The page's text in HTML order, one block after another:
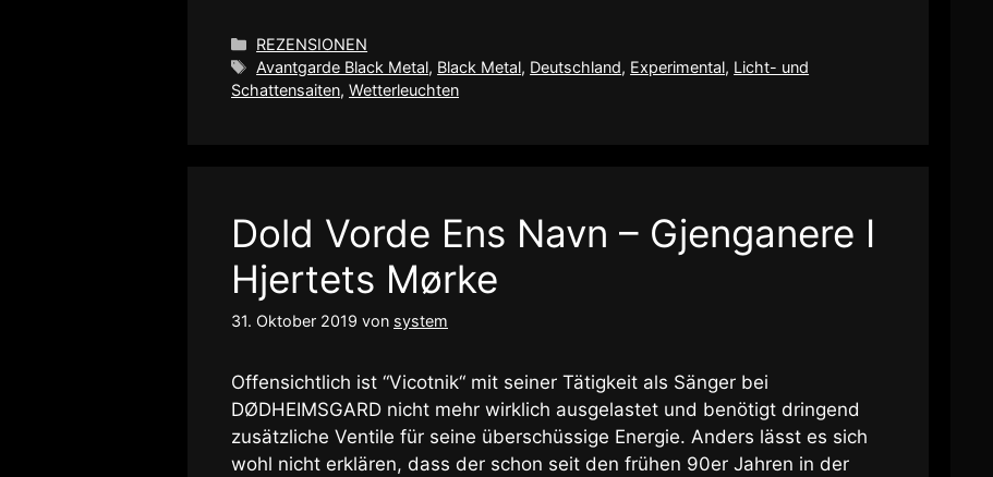
Kategorien
REZENSIONEN
Schlagwörter
Avantgarde Black Metal, Black Metal, Deutschland, Experimental, Licht- und
Schattensaiten, Wetterleuchten
Dold Vorde Ens Navn – Gjenganere I
Hjertets Mørke
31. Oktober 2019 von system
Offensichtlich ist “Vicotnik“ mit seiner Tätigkeit als Sänger bei
DØDHEIMSGARD nicht mehr wirklich ausgelastet und benötigt dringend
zusätzliche Ventile für seine überschüssige Energie. Anders lässt es sich
wohl nicht erklären, dass der schon seit den frühen 90er Jahren in der